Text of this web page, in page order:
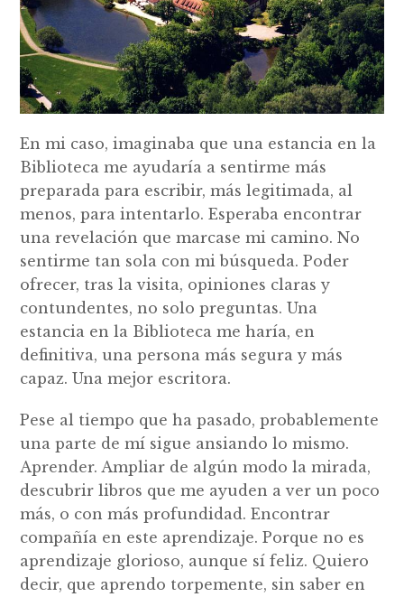
En mi caso, imaginaba que una estancia en la
Biblioteca me ayudaría a sentirme más
preparada para escribir, más legitimada, al
menos, para intentarlo. Esperaba encontrar
una revelación que marcase mi camino. No
sentirme tan sola con mi búsqueda. Poder
ofrecer, tras la visita, opiniones claras y
contundentes, no solo preguntas. Una
estancia en la Biblioteca me haría, en
definitiva, una persona más segura y más
capaz. Una mejor escritora.
Pese al tiempo que ha pasado, probablemente
una parte de mí sigue ansiando lo mismo.
Aprender. Ampliar de algún modo la mirada,
descubrir libros que me ayuden a ver un poco
más, o con más profundidad. Encontrar
compañía en este aprendizaje. Porque no es
aprendizaje glorioso, aunque sí feliz. Quiero
decir, que aprendo torpemente, sin saber en